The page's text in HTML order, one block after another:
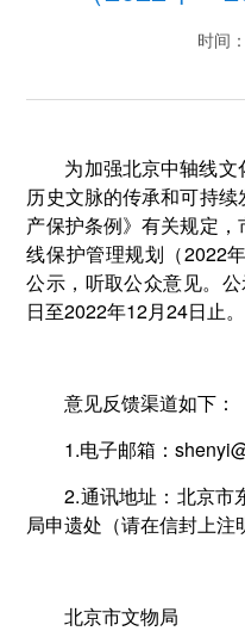
时间
为加强北京中轴线
历史文脉的传承和可持
产保护条例》有关规定
线保护管理规划（2022
公示，听取公众意见。
日至2022年12月24日止。
意见反馈渠道如下：
1.电子邮箱：
2.通讯地址：北京市
局申遗处（请在信封上注
北京市文物局